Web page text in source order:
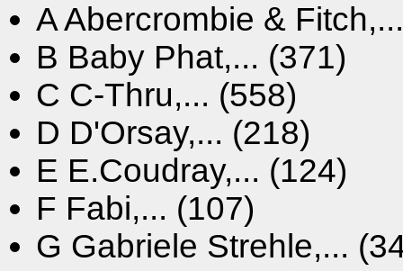
AAbercrombie &
B Baby Phat,... (371)
C C-Thru,... (558)
D D'Orsay,... (218)
E E.Coudray,... (124)
F Fabi,... (107)
G Gabriele Strehle,...